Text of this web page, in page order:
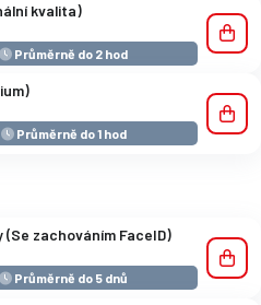
kvalita)
Průměrně do 2 hod
Průměrně do 1 hod
(Se zachováním FaceID)
Průměrně do 5 dnů